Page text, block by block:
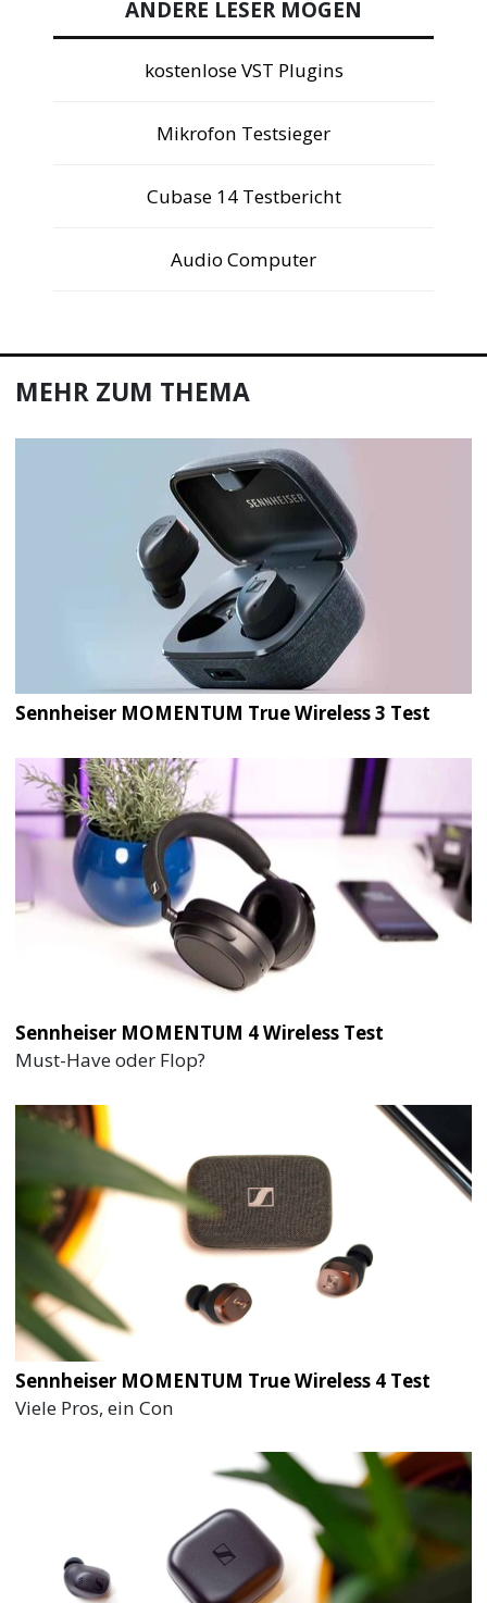
ANDERE LESER MÖGEN
kostenlose VST Plugins
Mikrofon Testsieger
Cubase 14 Testbericht
Audio Computer
MEHR ZUM THEMA
Sennheiser MOMENTUM True Wireless 3 Test
Sennheiser MOMENTUM 4 Wireless Test
Must-Have oder Flop?
Sennheiser MOMENTUM True Wireless 4 Test
Viele Pros, ein Con